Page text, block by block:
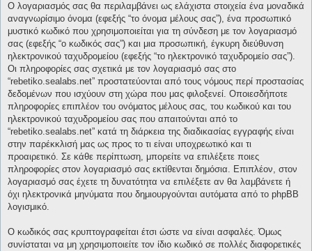
Ο λογαριασμός σας θα περιλαμβάνει ως ελάχιστα στοιχεία ένα μοναδικά
αναγνωρίσιμο όνομα (εφεξής “το όνομα μέλους σας”), ένα προσωπικό
μυστικό κωδικό που χρησιμοποιείται για τη σύνδεση με τον λογαριασμό
σας (εφεξής “ο κωδικός σας”) και μια προσωπική, έγκυρη διεύθυνση
ηλεκτρονικού ταχυδρομείου (εφεξής “το ηλεκτρονικό ταχυδρομείο σας”).
Οι πληροφορίες σας σχετικά με τον λογαριασμό σας στο
“rebetiko.sealabs.net” προστατεύονται από τους νόμους περί προστασίας
δεδομένων που ισχύουν στη χώρα που μας φιλοξενεί. Οποιεσδήποτε
πληροφορίες επιπλέον του ονόματος μέλους σας, του κωδικού και του
ηλεκτρονικού ταχυδρομείου σας που απαιτούνται από το
“rebetiko.sealabs.net” κατά τη διάρκεια της διαδικασίας εγγραφής είναι
στην παρέκκλισή μας ως προς το τι είναι υποχρεωτικό και τι
προαιρετικό. Σε κάθε περίπτωση, μπορείτε να επιλέξετε ποιες
πληροφορίες στον λογαριασμό σας εκτίθενται δημόσια. Επιπλέον, στον
λογαριασμό σας έχετε τη δυνατότητα να επιλέξετε αν θα λαμβάνετε ή
όχι ηλεκτρονικά μηνύματα που δημιουργούνται αυτόματα από το phpBB
λογισμικό.
Ο κωδικός σας κρυπτογραφείται έτσι ώστε να είναι ασφαλές. Όμως
συνίσταται να μη χρησιμοποιείτε τον ίδιο κωδικό σε πολλές διαφορετικές